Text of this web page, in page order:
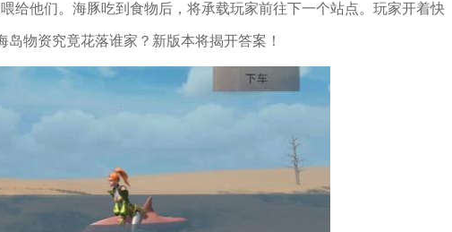
给他们。海豚吃到食物后，将承载玩家前往下一个站点。玩家开着快
物资究竟花落谁家？新版本将揭开答案！